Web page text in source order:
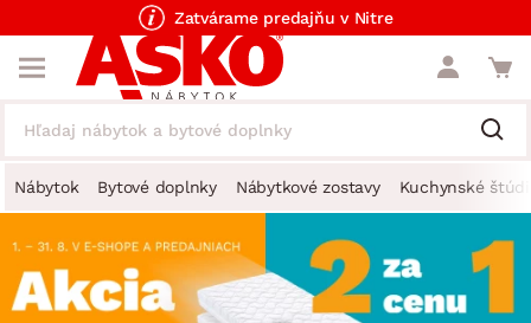
Zatvárame predajňu v Nitre
Nábytok Bytové doplnky Nábytkové zostavy Kuchynské